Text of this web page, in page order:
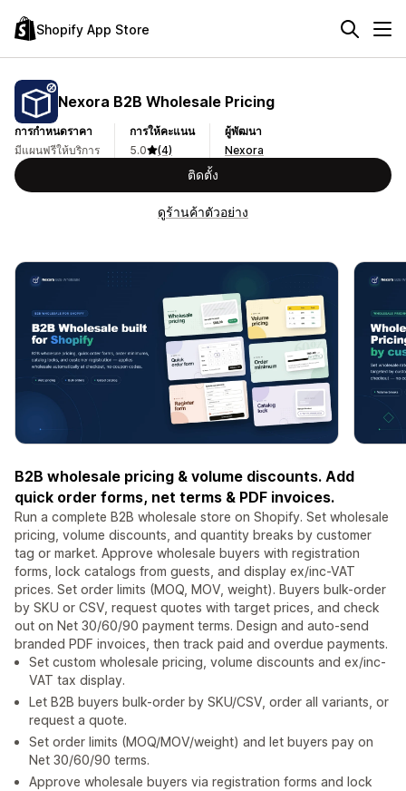
Shopify App Store
Nexora B2B Wholesale Pricing
การกำหนดราคา
มีแผนฟรีให้บริการ
การให้คะแนน
5.0
(4)
ผู้พัฒนา
Nexora
ติดตั้ง
ดูร้านค้าตัวอย่าง
B2B wholesale pricing & volume discounts. Add
quick order forms, net terms & PDF invoices.
Run a complete B2B wholesale store on Shopify. Set wholesale
pricing, volume discounts, and quantity breaks by customer
tag or market. Approve wholesale buyers with registration
forms, lock catalogs from guests, and display ex/inc-VAT
prices. Set order limits (MOQ, MOV, weight). Buyers bulk-order
by SKU or CSV, request quotes with target prices, and check
out on Net 30/60/90 payment terms. Design and auto-send
branded PDF invoices, then track paid and overdue payments.
Set custom wholesale pricing, volume discounts and ex/inc-
VAT tax display.
Let B2B buyers bulk-order by SKU/CSV, order all variants, or
request a quote.
Set order limits (MOQ/MOV/weight) and let buyers pay on
Net 30/60/90 terms.
Approve wholesale buyers via registration forms and lock